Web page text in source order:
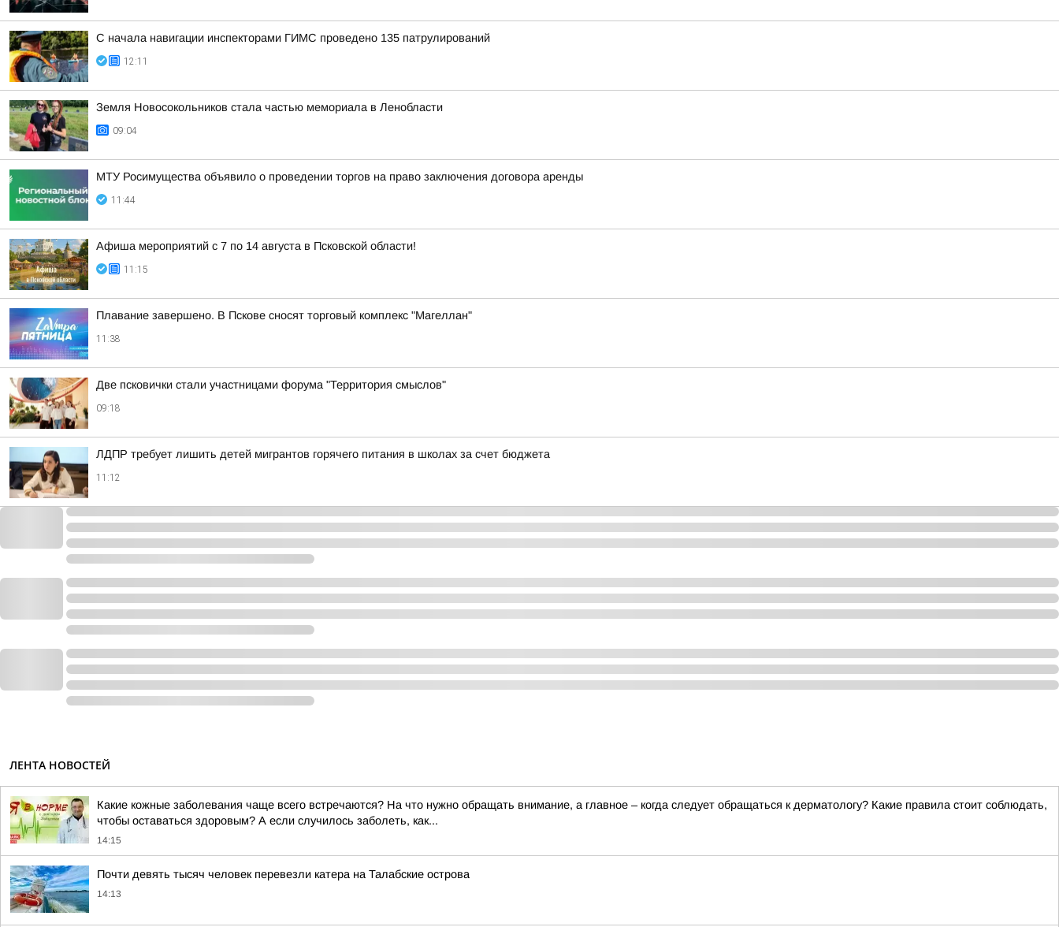
С начала навигации инспекторами ГИМС проведено 135 патрулирований
12:11
Земля Новосокольников стала частью мемориала в Ленобласти
09:04
МТУ Росимущества объявило о проведении торгов на право заключения договора аренды
11:44
Афиша мероприятий с 7 по 14 августа в Псковской области!
11:15
Плавание завершено. В Пскове сносят торговый комплекс "Магеллан"
11:38
Две псковички стали участницами форума "Территория смыслов"
09:18
ЛДПР требует лишить детей мигрантов горячего питания в школах за счет бюджета
11:12
ЛЕНТА НОВОСТЕЙ
Какие кожные заболевания чаще всего встречаются? На что нужно обращать внимание, а главное – когда следует обращаться к дерматологу? Какие правила стоит соблюдать,
чтобы оставаться здоровым? А если случилось заболеть, как...
14:15
Почти девять тысяч человек перевезли катера на Талабские острова
14:13